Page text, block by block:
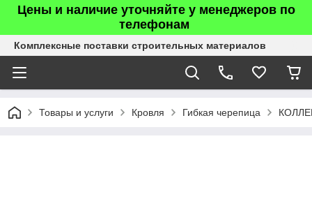
Цены и наличие уточняйте у менеджеров по
телефонам
Комплексные поставки строительных материалов
Товары и услуги Кровля Гибкая черепица